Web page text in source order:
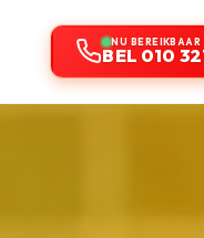
NU BEREIKBAAR
BEL 010